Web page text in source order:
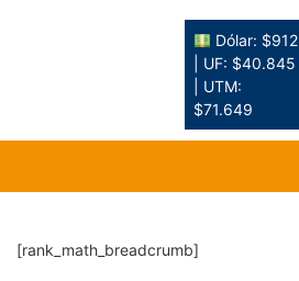
Dólar: $912
| UF: $40.845
| UTM:
$71.649
[rank_math_breadcrumb]